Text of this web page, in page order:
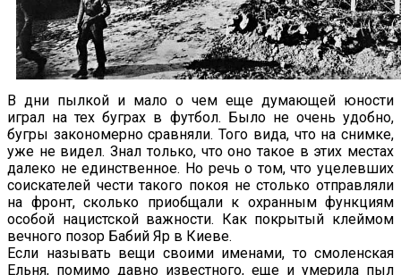
В дни пылкой и мало о чем еще думающей юности
играл на тех буграх в футбол. Было не очень удобно,
бугры закономерно сравняли. Того вида, что на снимке,
уже не видел. Знал только, что оно такое в этих местах
далеко не единственное. Но речь о том, что уцелевших
соискателей чести такого покоя не столько отправляли
на фронт, сколько приобщали к охранным функциям
особой нацистской важности. Как покрытый клеймом
вечного позор Бабий Яр в Киеве.
Если называть вещи своими именами, то смоленская
Ельня, помимо давно известного, еще и умерила пыл